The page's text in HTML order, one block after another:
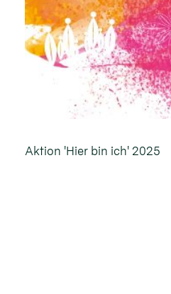
Aktion 'Hier bin ich' 2025